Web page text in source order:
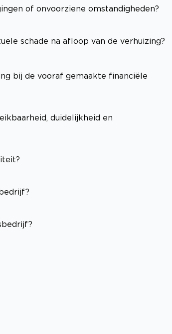
of onvoorziene omstandigheden?
schade na afloop van de verhuizing?
bij de vooraf gemaakte financiële
duidelijkheid en